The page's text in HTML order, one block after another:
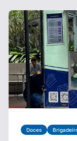
Doces